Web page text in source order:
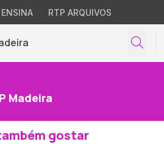
RTP ARQUIVOS
Madeira
gostar